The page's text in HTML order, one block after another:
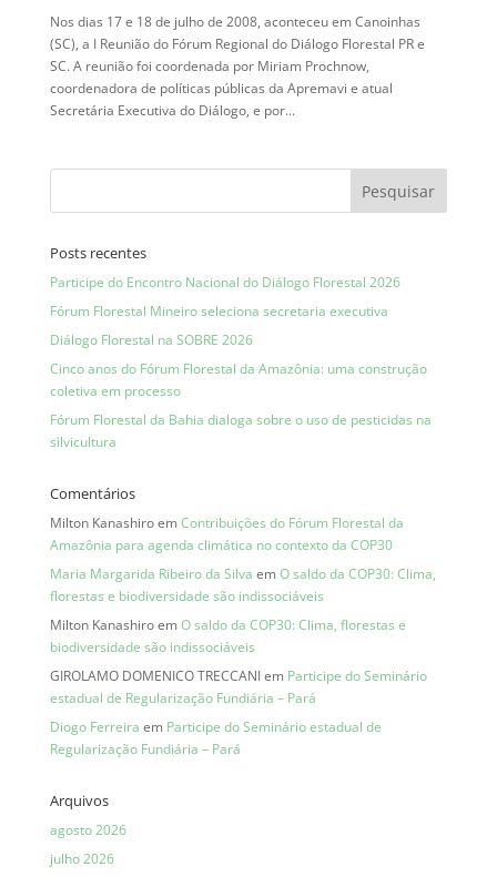
Nos dias 17 e 18 de julho de 2008, aconteceu em Canoinhas
(SC), a I Reunião do Fórum Regional do Diálogo Florestal PR e
SC. A reunião foi coordenada por Miriam Prochnow,
coordenadora de políticas públicas da Apremavi e atual
Secretária Executiva do Diálogo, e por...
Posts recentes
Participe do Encontro Nacional do Diálogo Florestal 2026
Fórum Florestal Mineiro seleciona secretaria executiva
Diálogo Florestal na SOBRE 2026
Cinco anos do Fórum Florestal da Amazônia: uma construção
coletiva em processo
Fórum Florestal da Bahia dialoga sobre o uso de pesticidas na
silvicultura
Comentários
Milton Kanashiroem Contribuições do Fórum Florestal da
Amazônia para agenda climática no contexto da COP30
Maria Margarida Ribeiro da Silva em O saldo da COP30: Clima,
florestas e biodiversidade são indissociáveis
Milton Kanashiroem O saldo da COP30: Clima, florestas e
biodiversidade são indissociáveis
GIROLAMO DOMENICO TRECCANIem Participe do Seminário
estadual de Regularização Fundiária – Pará
Diogo Ferreira em Participe do Seminário estadual de
Regularização Fundiária – Pará
Arquivos
agosto 2026
julho 2026